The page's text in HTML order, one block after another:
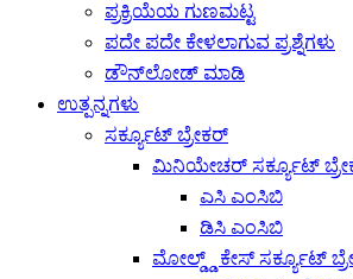
ಪ್ರಕ್ರಿಯೆಯ ಗುಣಮಟ್ಟ
ಪದೇ ಪದೇ ಕೇಳಲಾಗುವ ಪ್ರಶ್ನೆಗಳು
ಡೌನ್‌ಲೋಡ್ ಮಾಡಿ
ಉತ್ಪನ್ನಗಳು
ಸರ್ಕ್ಯೂಟ್ ಬ್ರೇಕರ್
ಮಿನಿಯೇಚರ್ ಸರ್ಕ್ಯೂಟ್
ಎಸಿ ಎಂಸಿಬಿ
ಡಿಸಿ ಎಂಸಿಬಿ
ಮೋಲ್ಡ್ಡ್ ಕೇಸ್ ಸರ್ಕ್ಯೂಟ್